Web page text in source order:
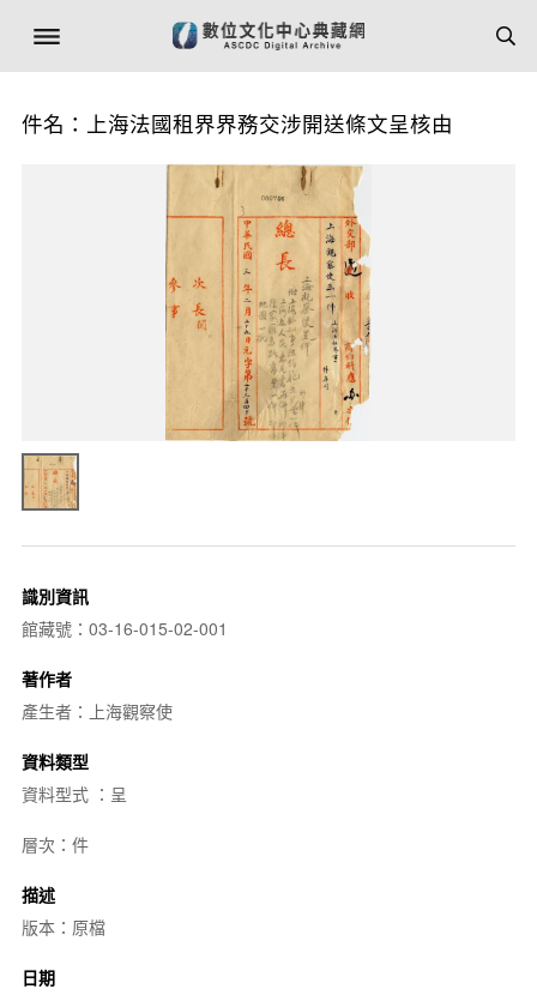
件名：上海法國租界界務交涉開送條文呈核由
識別資訊
館藏號：03-16-015-02-001
著作者
產生者：上海觀察使
資料類型
資料型式 ：呈
層次：件
描述
版本：原檔
日期